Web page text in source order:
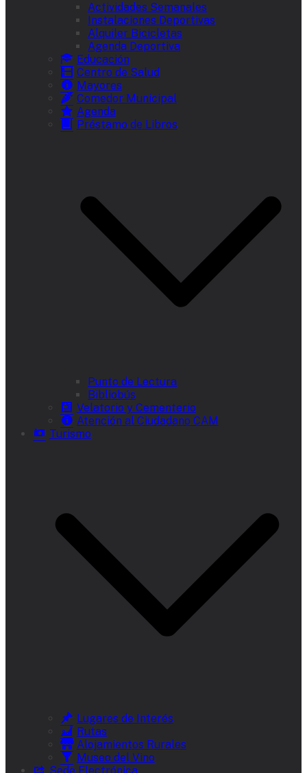
Actividades Semanales
Instalaciones Deportivas
Alquiler Bicicletas
Agenda Deportiva
Educación
Centro de Salud
Mayores
Comedor Municipal
Agenda
Préstamo de Libros
Punto de Lectura
Bibliobús
Velatorio y Cementerio
Atención al Ciudadano CAM
Turismo
Lugares de Interés
Rutas
Alojamientos Rurales
Museo del Vino